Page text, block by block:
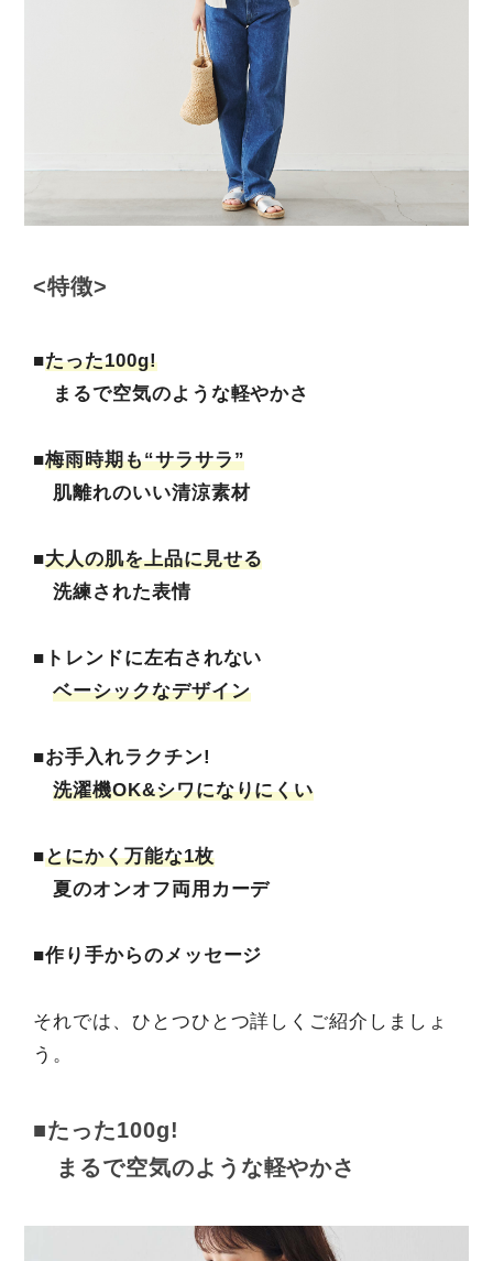
<特徴>
■たった100g!
まるで空気のような軽やかさ
■梅雨時期も“サラサラ”
肌離れのいい清涼素材
■大人の肌を上品に見せる
洗練された表情
■トレンドに左右されない
ベーシックなデザイン
■お手入れラクチン!
洗濯機OK&シワになりにくい
■とにかく万能な1枚
夏のオンオフ両用カーデ
■作り手からのメッセージ
それでは、ひとつひとつ詳しくご紹介しましょ
う。
■たった100g!
まるで空気のような軽やかさ